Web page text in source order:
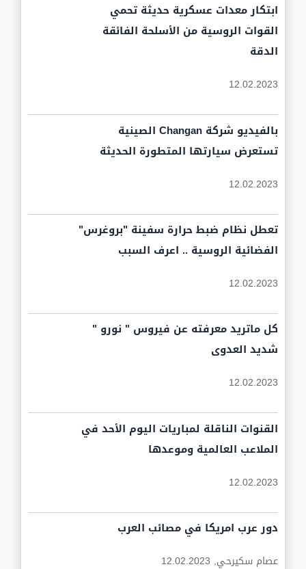
ابتكار معدات عسكرية حديثة تحمي
القوات الروسية من الأسلحة الفائقة
الدقة
12.02.2023
بالفيديو شركة Changan الصينية
تستعرض سيارتها المتطورة الحديثة
12.02.2023
تعطل نظام ضبط حرارة سفينة "بروغرس"
الفضائية الروسية .. اعرف السبب
12.02.2023
كل ماتريد معرفته عن فيروس " نورو "
شديد العدوى
12.02.2023
القنوات الناقلة لمباريات اليوم الأحد في
الملاعب العالمية وموعدها
12.02.2023
دور عرب امريكا في مصائب العرب
عصام سكيرحي, 12.02.2023